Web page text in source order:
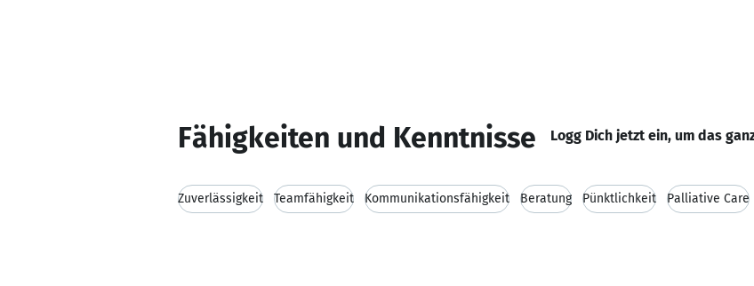
Fähigkeiten und Kenntnisse Logg Dich jetzt ein, um das
Zuverlässigkeit Teamfähigkeit Kommunikationsfähigkeit Beratung Pünktlichkeit Palliative Care